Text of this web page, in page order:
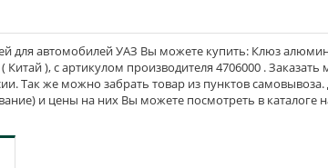
для автомобилей УАЗ Вы можете купить: Клюз
( Китай ), с артикулом производителя 4706000 .
Так же можно забрать товар из пунктов
и цены на них Вы можете посмотреть в каталоге